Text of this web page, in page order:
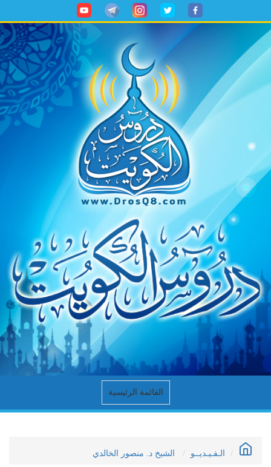
القائمة الرئيسية
الـفـيـديــو الشيخ د. منصور الخالدي